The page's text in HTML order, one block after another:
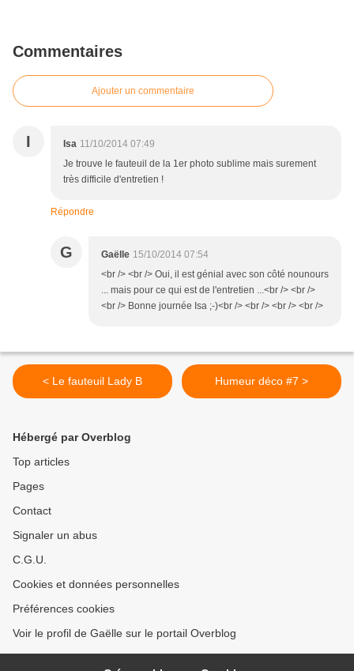
Commentaires
Ajouter un commentaire
I Isa 11/10/2014 07:49
Je trouve le fauteuil de la 1er photo sublime mais surement
très difficile d'entretien !
Répondre
G Gaëlle 15/10/2014 07:54
<br /> <br /> Oui, il est génial avec son côté nounours
... mais pour ce qui est de l'entretien ...<br /> <br />
<br /> Bonne journée Isa ;-)<br /> <br /> <br /> <br />
< Le fauteuil Lady B Humeur déco #7 >
Hébergé par Overblog
Top articles
Pages
Contact
Signaler un abus
C.G.U.
Cookies et données personnelles
Préférences cookies
Voir le profil de Gaëlle sur le portail Overblog